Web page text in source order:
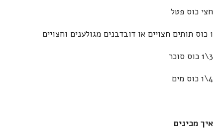
חצי כוס פטל
1 כוס תותים חצויים או דובדבנים מגולענים וחצויים
3\1 כוס סוכר
4\1 כוס מים
איך מכינים